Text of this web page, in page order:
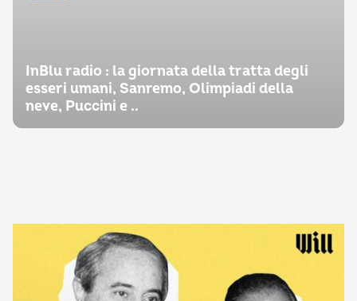
InBlu radio : la giornata della tratta degli
esseri umani, Sanremo, Olimpiadi della
neve, Puccini e ..